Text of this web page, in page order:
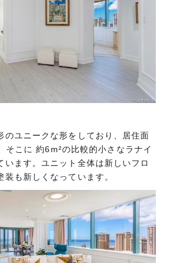
のユニークな形をしており、居住面
そこに 約6m²の比較的小さなラナイ
います。ユニット全体は新しいフロ
も新しくなっています。